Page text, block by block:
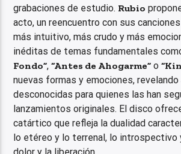
grabaciones de estudio. Rubio
acto, un reencuentro con sus
más intuitivo, más crudo y más
inéditas de temas fundamentales
Fondo”,“Antes de Ahogarme” o
nuevas formas y emociones,
desconocidas para quienes las han
lanzamientos originales. El disco
catártico que refleja la dualidad
lo etéreo y lo terrenal, lo introspectivo